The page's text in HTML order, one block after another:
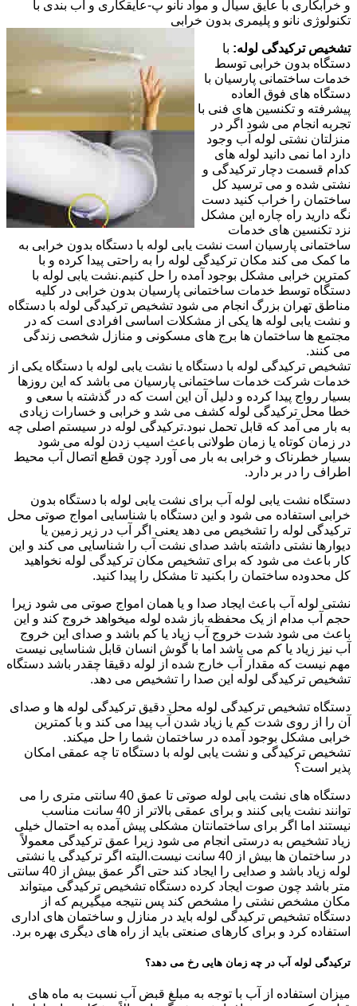
و خرابکاری با عایق سیال و مواد نانو پ-عایقکاری و آب بندی با
تکنولوژی نانو و پلیمری بدون خرابی
تشخیص ترکیدگی لوله: با
دستگاه بدون خرابی توسط
خدمات ساختمانی پارسیان با
دستگاه های فوق العاده
پیشرفته و تکنسین های فنی با
تجربه انجام می شود اگر در
منزلتان نشتی لوله آب وجود
دارد اما نمی دانید لوله های
کدام قسمت دچار ترکیدگی و
نشتی شده و می ترسید کل
ساختمان را خراب کنید دست
نگه دارید راه چاره این مشکل
نزد تکنسین های خدمات
ساختمانی پارسیان است نشت یابی لوله با دستگاه بدون خرابی به
ما کمک می کند مکان ترکیدگی لوله را به راحتی پیدا کرده و با
کمترین خرابی مشکل بوجود آمده را حل کنیم.نشت یابی لوله با
دستگاه توسط خدمات ساختمانی پارسیان بدون خرابی در کلیه
مناطق تهران بزرگ انجام می شود تشخیص ترکیدگی لوله با دستگاه
و نشت یابی لوله ها یکی از مشکلات اساسی افرادی است که در
مجتمع ها ساختمان ها برج های مسکونی و منازل شخصی زندگی
می کنند.
تشخیص ترکیدگی لوله با دستگاه یا نشت یابی لوله با دستگاه یکی از
خدمات شرکت خدمات ساختمانی پارسیان می باشد که این روزها
بسیار رواج پیدا کرده و دلیل آن این است که در گذشته با سعی و
خطا محل ترکیدگی لوله کشف می شد و خرابی و خسارات زیادی
به بار می آمد که قابل تحمل نبود.ترکیدگی لوله در سیستم اصلی چه
در زمان کوتاه یا زمان طولانی باعث اسیب زدن لوله می شود
بسیار خطرناک و خرابی به بار می آورد چون قطع اتصال آب محیط
اطراف را در بر دارد.
دستگاه نشت یابی لوله آب برای نشت یابی لوله با دستگاه بدون
خرابی استفاده می شود و این دستگاه با شناسایی امواج صوتی محل
ترکیدگی لوله را تشخیص می دهد یعنی اگر آب در زیر زمین یا
دیوارها نشتی داشته باشد صدای نشت آب را شناسایی می کند و این
کار باعث می شود که برای تشخیص مکان ترکیدگی لوله نخواهید
کل محدوده ساختمان را بکنید تا مشکل را پیدا کنید.
نشتی لوله آب باعث ایجاد صدا و یا همان امواج صوتی می شود زیرا
حجم آب مدام از یک محفظه باز شده لوله میخواهد خروج کند و این
باعث می شود شدت خروج آب زیاد یا کم باشد و صدای این خروج
آب نیز زیاد یا کم می باشد اما با گوش انسان قابل شناسایی نیست
مهم نیست که مقدار آب خارج شده از لوله دقیقا چقدر باشد دستگاه
تشخیص ترکیدگی لوله این صدا را تشخیص می دهد.
دستگاه تشخیص ترکیدگی لوله محل دقیق ترکیدگی لوله ها و صدای
آن را از روی شدت کم یا زیاد شدن آب پیدا می کند و با کمترین
خرابی مشکل بوجود آمده در ساختمان شما را حل میکند.
تشخیص ترکیدگی و نشت یابی لوله با دستگاه تا چه عمقی امکان
پذیر است؟
دستگاه های نشت یابی لوله صوتی تا عمق 40 سانتی متری را می
توانند نشت یابی کنند و برای عمقی بالاتر از 40 سانت مناسب
نیستند اما اگر برای ساختمانتان مشکلی پیش آمده به احتمال خیلی
زیاد تشخیص به درستی انجام می شود زیرا عمق ترکیدگی معمولاً
در ساختمان ها بیش از 40 سانت نیست.البته اگر ترکیدگی یا نشتی
لوله زیاد باشد و صدایی را ایجاد کند حتی اگر عمق بیش از 40 سانتی
متر باشد چون صوت ایجاد کرده دستگاه تشخیص ترکیدگی میتواند
مکان مشخص نشتی را مشخص کند پس نتیجه میگیریم که از
دستگاه تشخیص ترکیدگی لوله باید در منازل و ساختمان های اداری
استفاده کرد و برای کارهای صنعتی باید از راه های دیگری بهره برد.
ترکیدگی لوله آب در چه زمان هایی رخ می دهد؟
میزان استفاده از آب با توجه به مبلغ قبض آب نسبت به ماه های